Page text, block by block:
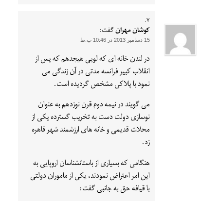
کوشان مهرانگفت:
15 دسامبر 2013 در 10:46 ب.ظ
در لندن خانه ای که لویی هیجدهم که پس از
انقلاب کبیر فرانسه مدتی در آن زندگی می
نمود با پلاکی مشخص گردیده است.
می گویند در نیمه دوم قرن نوزدهم به عنوان
نوسازی دولت دست به تخریب گسترده یکی از
محلات قدیمی و خانه های ارزشمند شهر قاهره
زد.
هنگامی که بسیاری از باستانشناسان اروپایی به
این امر اعتراض نمودند، یکی از ماموران دولتی
با قیافه حق به جانبی گفت: